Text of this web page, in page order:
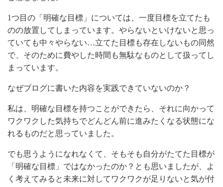
1つ目の「明確な目標」については、一度目標を立てたも
のの放置してしまっています。やらないといけないと思っ
ていても中々やらない…立てた目標も存在しないもの同然
で、そのために費やした時間も無駄なものとして扱ってし
まっています。
なぜブログに書いた内容を実践できていないのか？
私は、明確な目標を持つことができたら、それに向かって
ワクワクした気持ちでどんどん前に進みたくなる状態にな
れるものだと思っていました。
でも思うようになれなくて、そもそも自分がたてた目標が
「明確な目標」ではなかったのか？とも思いましたが、よ
く考えてみると未来に対してワクワクが足りないと気が付